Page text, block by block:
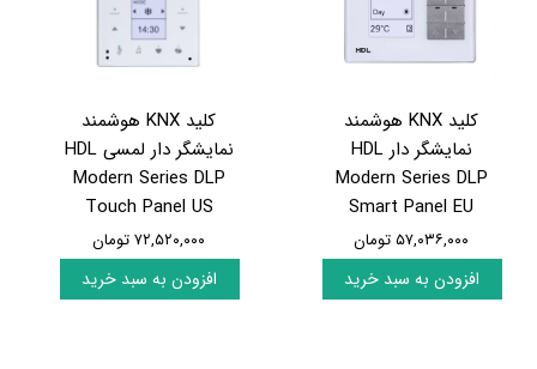
کلید KNX هوشمند
نمایشگر دار HDL
Modern Series DLP
Smart Panel EU
۵۷,۰۳۶,۰۰۰ تومان
افزودن به سبد خرید
کلید KNX هوشمند
نمایشگر دار لمسی HDL
Modern Series DLP
Touch Panel US
۷۲,۵۲۰,۰۰۰ تومان
افزودن به سبد خرید